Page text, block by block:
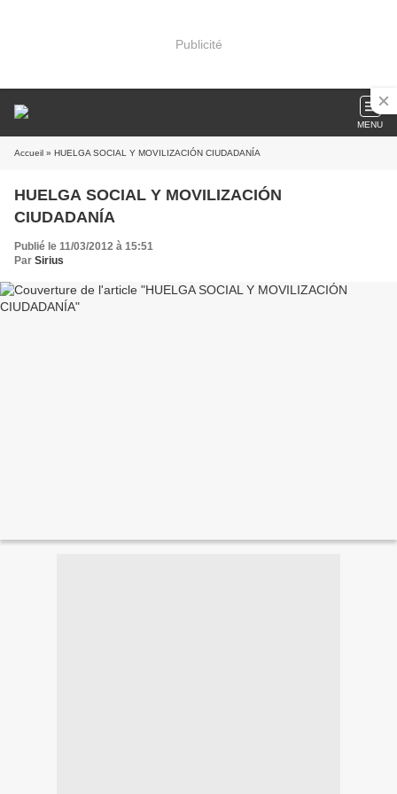
Publicité
MENU
Accueil » HUELGA SOCIAL Y MOVILIZACIÓN CIUDADANÍA
HUELGA SOCIAL Y MOVILIZACIÓN
CIUDADANÍA
Publié le 11/03/2012 à 15:51
Par Sirius